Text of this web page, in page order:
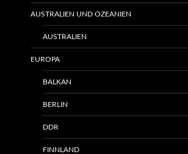
AUSTRALIEN UND OZEANIEN
AUSTRALIEN
EUROPA
BALKAN
BERLIN
DDR
FINNLAND